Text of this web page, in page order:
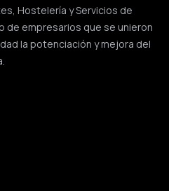
Hostelería y Servicios de
de empresarios que se unieron
la potenciación y mejora del